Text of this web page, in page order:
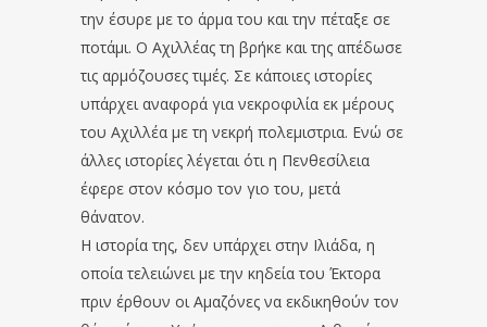
την έσυρε με το άρμα του και την πέταξε σε
ποτάμι. Ο Αχιλλέας τη βρήκε και της απέδωσε
τις αρμόζουσες τιμές. Σε κάποιες ιστορίες
υπάρχει αναφορά για νεκροφιλία εκ μέρους
του Αχιλλέα με τη νεκρή πολεμιστρια. Ενώ σε
άλλες ιστορίες λέγεται ότι η Πενθεσίλεια
έφερε στον κόσμο τον γιο του, μετά
θάνατον.
Η ιστορία της, δεν υπάρχει στην Ιλιάδα, η
οποία τελειώνει με την κηδεία του Έκτορα
πριν έρθουν οι Αμαζόνες να εκδικηθούν τον